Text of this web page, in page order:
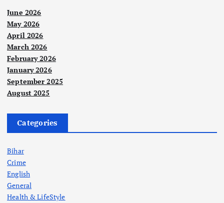
June 2026
May 2026
April 2026
March 2026
February 2026
January 2026
September 2025
August 2025
Categories
Bihar
Crime
English
General
Health & LifeStyle